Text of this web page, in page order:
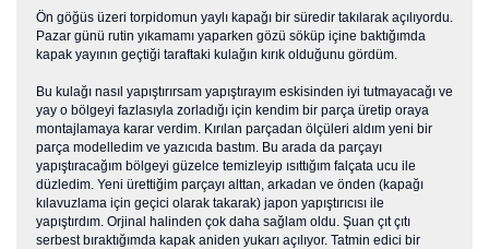
Ön göğüs üzeri torpidomun yaylı kapağı bir süredir takılarak açılıyordu.
Pazar günü rutin yıkamamı yaparken gözü söküp içine baktığımda
kapak yayının geçtiği taraftaki kulağın kırık olduğunu gördüm.
Bu kulağı nasıl yapıştırırsam yapıştırayım eskisinden iyi tutmayacağı ve
yay o bölgeyi fazlasıyla zorladığı için kendim bir parça üretip oraya
montajlamaya karar verdim. Kırılan parçadan ölçüleri aldım yeni bir
parça modelledim ve yazıcıda bastım. Bu arada da parçayı
yapıştıracağım bölgeyi güzelce temizleyip ısıttığım falçata ucu ile
düzledim. Yeni ürettiğim parçayı alttan, arkadan ve önden (kapağı
kılavuzlama için geçici olarak takarak) japon yapıştırıcısı ile
yapıştırdım. Orjinal halinden çok daha sağlam oldu. Şuan çıt çıtı
serbest bıraktığımda kapak aniden yukarı açılıyor. Tatmin edici bir